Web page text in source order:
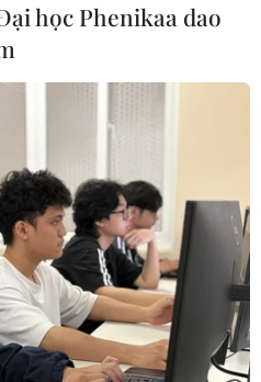
gây tranh cãi ra khỏi
2022
Bóng đá Ecuador loại
dự World Cup 2022 do
học Phenikaa dao